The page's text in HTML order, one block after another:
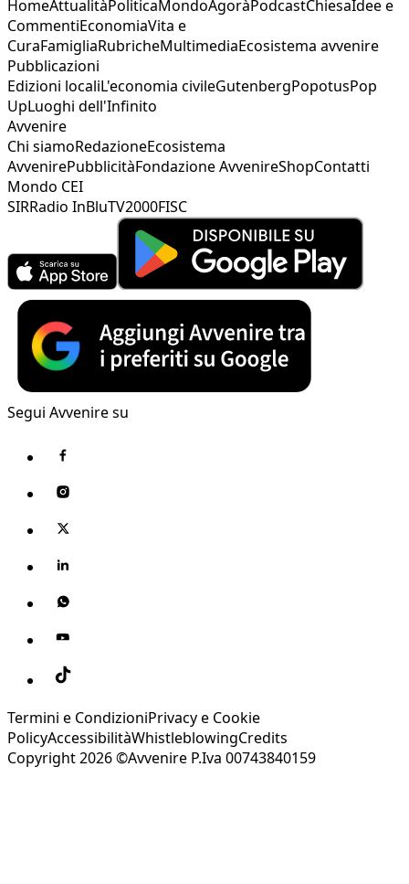
HomeAttualitàPoliticaMondoAgoràPodcastChiesaIdee e
CommentiEconomiaVita e
CuraFamigliaRubricheMultimediaEcosistema avvenire
Pubblicazioni
Edizioni localiL'economia civileGutenbergPopotusPop
UpLuoghi dell'Infinito
Avvenire
Chi siamoRedazioneEcosistema
AvvenirePubblicitàFondazione AvvenireShopContatti
Mondo CEI
SIRRadio InBluTV2000FISC
Segui Avvenire su
Termini e CondizioniPrivacy e Cookie
PolicyAccessibilitàWhistleblowingCredits
Copyright 2026 ©Avvenire P.Iva 00743840159